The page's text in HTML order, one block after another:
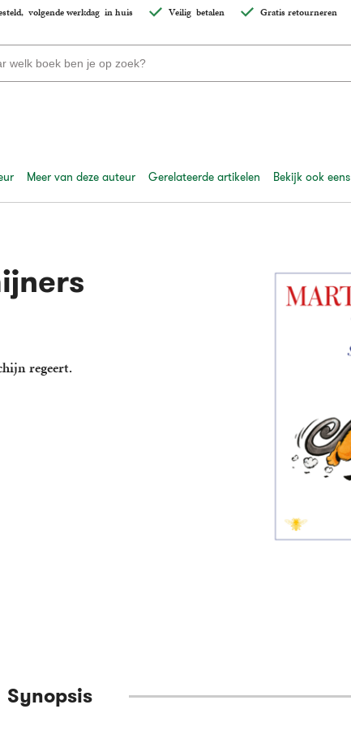
volgende werkdagin huis Veiligbetalen Gratis retourneren
Meer van deze auteur Gerelateerde artikelen Bekijk ook eens
regeert.
Synopsis